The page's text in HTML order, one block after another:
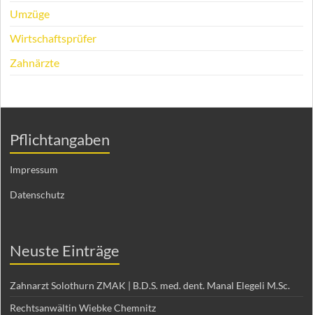
Umzüge
Wirtschaftsprüfer
Zahnärzte
Pflichtangaben
Impressum
Datenschutz
Neuste Einträge
Zahnarzt Solothurn ZMAK | B.D.S. med. dent. Manal Elegeli M.Sc.
Rechtsanwältin Wiebke Chemnitz